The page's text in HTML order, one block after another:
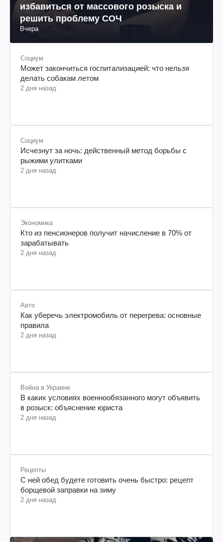
избавиться от массового розыска и
решить проблему СОЧ
Вчера
Социум
Может закончиться госпитализацией: что нельзя
делать собакам летом
2 дня назад
Социум
Исчезнут за ночь: действенный метод борьбы с
рыжими улитками
2 дня назад
Экономика
Кто из пенсионеров получит начисление в 70% от
зарабатывать
2 дня назад
Авто
Как уберечь электромобиль от перегрева: основные
правила
2 дня назад
Война в Украине
В каких условиях военнообязанного могут объявить
в розыск: объяснение юриста
2 дня назад
Рецепты
С ней обед будете готовить очень быстро: рецепт
борщевой заправки на зиму
2 дня назад